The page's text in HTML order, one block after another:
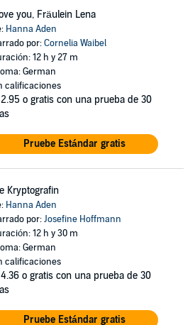
you, Fräulein Lena
Hanna Aden
por:Cornelia Waibel
12 h y 27 m
German
calificaciones
o gratis con una prueba de 30
Pruebe Estándar gratis
Kryptografin
Hanna Aden
por:Josefine Hoffmann
12 h y 30 m
German
calificaciones
o gratis con una prueba de 30
Pruebe Estándar gratis